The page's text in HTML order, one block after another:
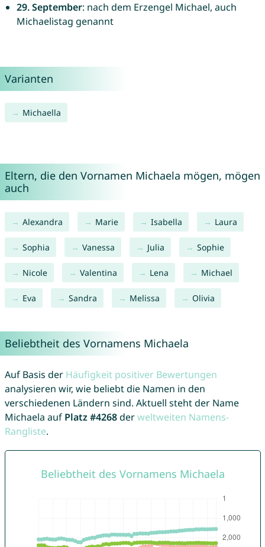
29. September: nach dem Erzengel Michael, auch
Michaelistag genannt
Varianten
Michaella
Eltern, die den Vornamen Michaela mögen, mögen
auch
Alexandra Marie Isabella Laura
Sophia Vanessa Julia Sophie
Nicole Valentina Lena Michael
Eva Sandra Melissa Olivia
Beliebtheit des Vornamens Michaela
Auf Basis der Häufigkeit positiver Bewertungen
analysieren wir, wie beliebt die Namen in den
verschiedenen Ländern sind. Aktuell steht der Name
Michaela auf Platz #4268derweltweiten Namens-
Rangliste.